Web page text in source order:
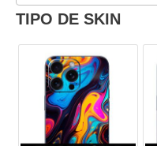
TIPO DE SKIN
Celular
cantidad